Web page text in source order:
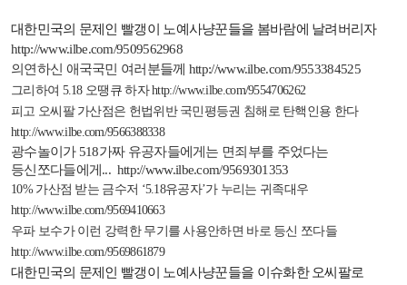
대한민국의 문제인 빨갱이 노예사냥꾼들을 봄바람에 날려버리자
http://www.ilbe.com/9509562968
의연하신 애국국민 여러분들께 http://www.ilbe.com/9553384525
그리하여 5.18 오땡큐 하자 http://www.ilbe.com/9554706262
피고 오씨팔 가산점은 헌법위반 국민평등권 침해로 탄핵인용 한다
http://www.ilbe.com/9566388338
광수놀이가518가짜 유공자들에게는 면죄부를 주었다는
등신쪼다들에게 ... http://www.ilbe.com/9569301353
10% 가산점 받는 금수저 ‘5.18유공자’가 누리는 귀족대우
http://www.ilbe.com/9569410663
우파 보수가 이런 강력한 무기를 사용안하면 바로 등신 쪼다들
http://www.ilbe.com/9569861879
대한민국의 문제인 빨갱이 노예사냥꾼들을 이슈화한 오씨팔로